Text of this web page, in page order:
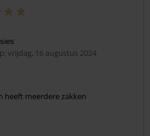
vrijdag, 16 augustus 2024
heeft meerdere zakken